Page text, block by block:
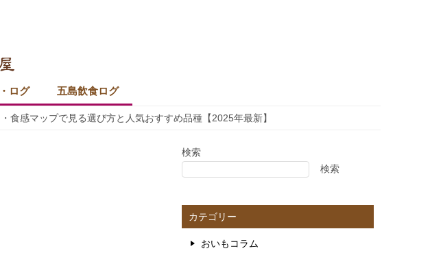
ログ 五島飲食ログ
食感マップで見る選び方と人気おすすめ品種【2025年最新】
検索
検索
カテゴリー
おいもコラム